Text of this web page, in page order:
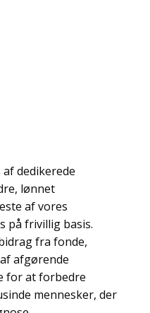
dedikerede
lønnet
af vores
på frivillig basis.
fra fonde,
afgørende
for at forbedre
mennesker, der